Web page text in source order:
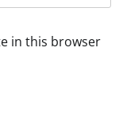
in this browser